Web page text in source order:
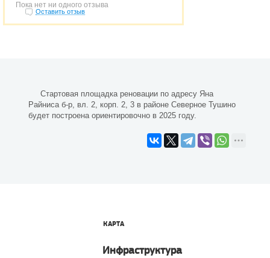
Пока нет ни одного отзыва
Оставить отзыв
Стартовая площадка реновации по адресу Яна
Райниса б-р, вл. 2, корп. 2, 3 в районе Северное Тушино
будет построена ориентировочно в 2025 году.
КАРТА
Инфраструктура